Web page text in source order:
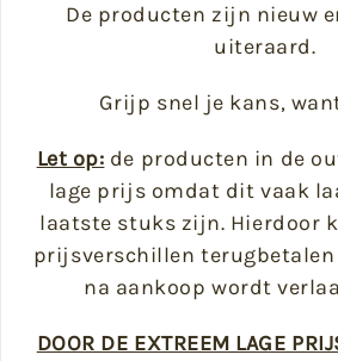
De producten zijn nieuw
uiteraard.
Grijp snel je kans,
Let op: de producten in de
lage prijs omdat dit vaak
laatste stuks zijn. Hierdoor
prijsverschillen
na aankoop wordt
DOOR DE EXTREEM LAGE